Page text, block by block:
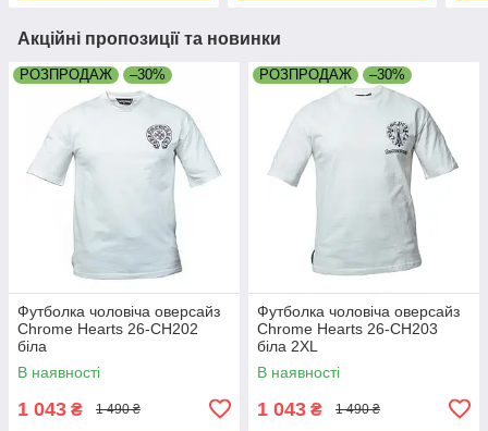
Акційні пропозиції та новинки
РОЗПРОДАЖ –30%
Футболка чоловіча оверсайз
Chrome Hearts 26-CH202
біла
В наявності
1 043 ₴ 1 490 ₴
РОЗПРОДАЖ –30%
Футболка чоловіча оверсайз
Chrome Hearts 26-CH203
біла 2XL
В наявності
1 043 ₴ 1 490 ₴